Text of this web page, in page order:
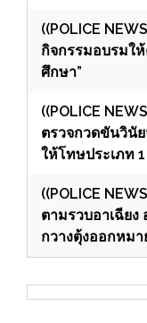
((POLICE
กิจกรรมอบรมใ
ศึกษา”
((POLICE
ตรวจกวดขันวินั
ให้โทษประเภท
((POLICE
ตามรวบอาเฉีย
กวางตุ้งออกหม